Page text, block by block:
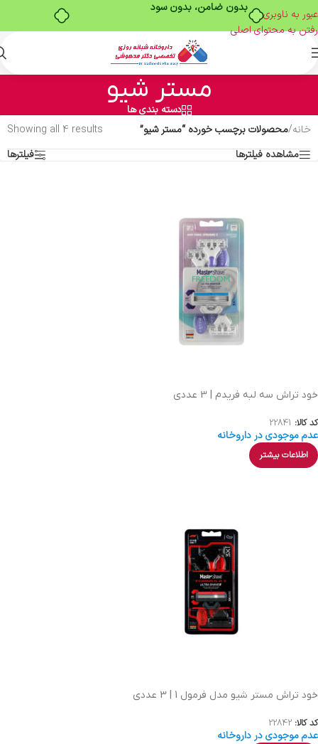
بدون ضامن، بدون سود
عبور به ناوبری
رفتن به محتوای اصلی
مستر شیو
دسته بندی ها
خانه/محصولات برچسب خورده “مستر شیو”
Showing all 4 results
مشاهده فیلترها
فیلترها
خود تراش سه لبه فریدم | 3 عددی
کد کالا: 22841
عدم موجودی در داروخانه
اطلاعات بیشتر
خود تراش مستر شیو مدل فرمول 1 | 3 عددی
کد کالا: 22842
عدم موجودی در داروخانه